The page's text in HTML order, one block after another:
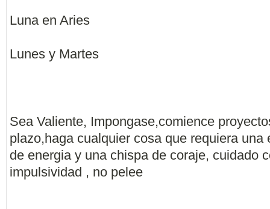
Luna en Aries
Lunes y Martes
Sea Valiente, Impongase,comience
plazo,haga cualquier cosa que requiera una
de energia y una chispa de coraje, cuidado
impulsividad , no pelee